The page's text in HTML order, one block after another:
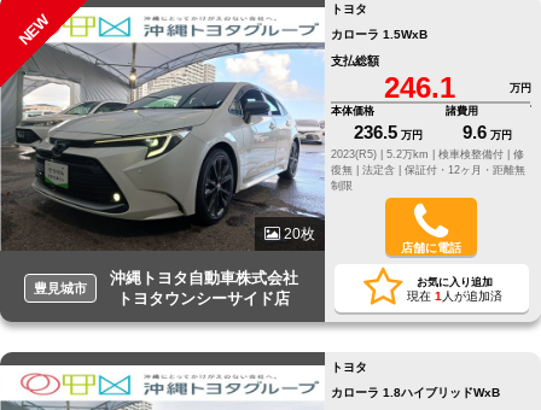
NEW
20枚
豊見城市
沖縄トヨタ自動車株式会社
トヨタウンシーサイド店
トヨタ
カローラ 1.5WxB
支払総額
246.1
万円
本体価格
236.5 万円
諸費用
9.6 万円
2023(R5) |
5.2万km | 検車検整備付 | 修
復無 | 法定含 | 保証付・12ヶ月・距離無
制限
店舗に電話
お気に入り追加
現在 1 人が追加済
トヨタ
カローラ 1.8ハイブリッドWxB